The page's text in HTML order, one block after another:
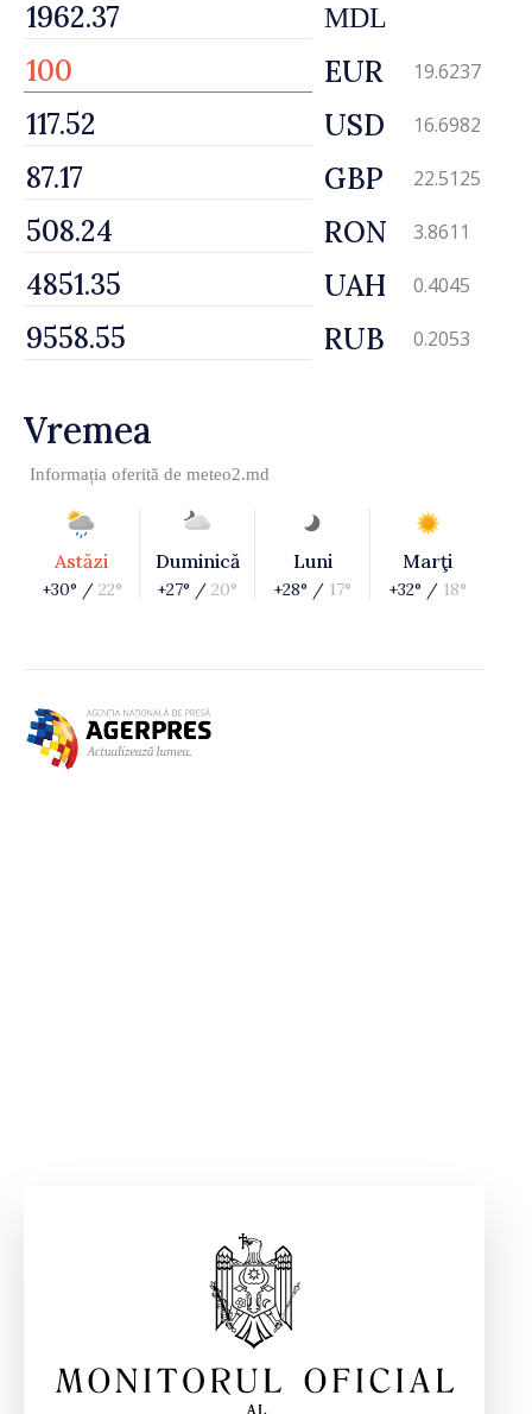
MDL
EUR 19.6237
USD 16.6982
GBP 22.5125
RON 3.8611
UAH 0.4045
RUB 0.2053
Vremea
Informația oferită de meteo2.md
Astăzi
+30° / 22°
Duminică
+27° / 20°
Luni
+28° / 17°
Marţi
+32° / 18°